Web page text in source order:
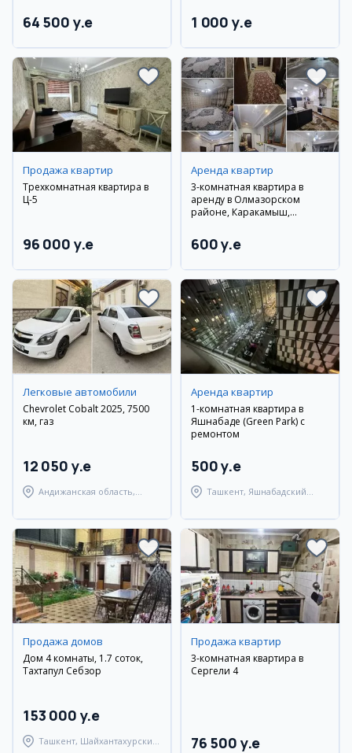
64 500 y.e 1 000 y.e
Продажа квартир
Трехкомнатная квартира в
Ц-5
96 000 y.e
Аренда квартир
3-комнатная квартира в
аренду в Олмазорском
районе, Каракамыш,
600 y.e
Легковые автомобили
Chevrolet Cobalt 2025, 7500
км, газ
12 050 y.e
Андижанская область,
Аренда квартир
1-комнатная квартира в
Яшнабаде (Green Park) с
ремонтом
500 y.e
Ташкент, Яшнабадский
Продажа домов
Дом 4 комнаты, 1.7 соток,
Тахтапул Себзор
153 000 y.e
Ташкент, Шайхантахурский
Продажа квартир
3-комнатная квартира в
Сергели 4
76 500 y.e